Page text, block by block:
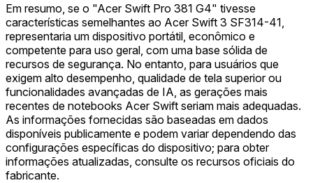
Em resumo, se o "Acer Swift Pro 381 G4" tivesse
características semelhantes ao Acer Swift 3 SF314-41,
representaria um dispositivo portátil, econômico e
competente para uso geral, com uma base sólida de
recursos de segurança. No entanto, para usuários que
exigem alto desempenho, qualidade de tela superior ou
funcionalidades avançadas de IA, as gerações mais
recentes de notebooks Acer Swift seriam mais adequadas.
As informações fornecidas são baseadas em dados
disponíveis publicamente e podem variar dependendo das
configurações específicas do dispositivo; para obter
informações atualizadas, consulte os recursos oficiais do
fabricante.